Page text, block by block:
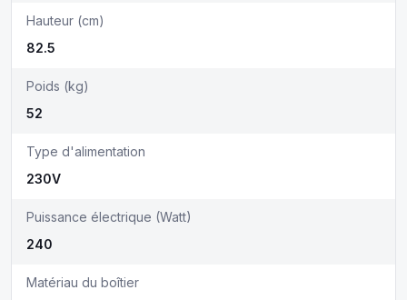
Hauteur (cm)
82.5
Poids (kg)
52
Type d'alimentation
230V
Puissance électrique (Watt)
240
Matériau du boîtier